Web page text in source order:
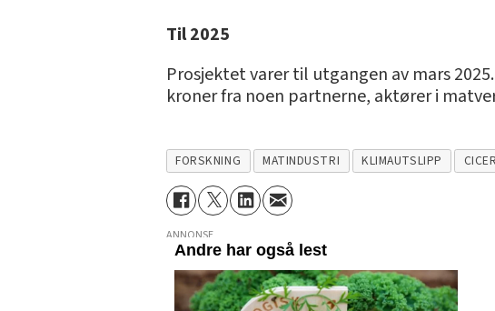
Til 2025
Prosjektet varer til utgangen av mars
kroner fra noen partnerne, aktører i
FORSKNING MATINDUSTRI KLIMAUTSLIPP
ANNONSE